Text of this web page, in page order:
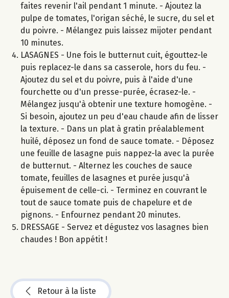
faites revenir l'ail pendant 1 minute. - Ajoutez la
pulpe de tomates, l'origan séché, le sucre, du sel et
du poivre. - Mélangez puis laissez mijoter pendant
10 minutes.
LASAGNES - Une fois le butternut cuit, égouttez-le
puis replacez-le dans sa casserole, hors du feu. -
Ajoutez du sel et du poivre, puis à l'aide d'une
fourchette ou d'un presse-purée, écrasez-le. -
Mélangez jusqu'à obtenir une texture homogène. -
Si besoin, ajoutez un peu d'eau chaude afin de lisser
la texture. - Dans un plat à gratin préalablement
huilé, déposez un fond de sauce tomate. - Déposez
une feuille de lasagne puis nappez-la avec la purée
de butternut. - Alternez les couches de sauce
tomate, feuilles de lasagnes et purée jusqu'à
épuisement de celle-ci. - Terminez en couvrant le
tout de sauce tomate puis de chapelure et de
pignons. - Enfournez pendant 20 minutes.
DRESSAGE - Servez et dégustez vos lasagnes bien
chaudes ! Bon appétit !
Retour à la liste